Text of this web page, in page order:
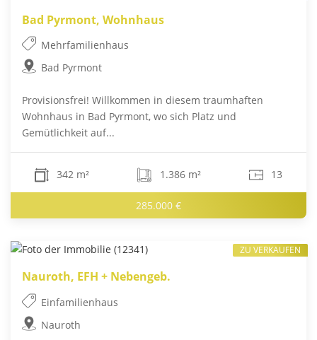
Bad Pyrmont, Wohnhaus
Mehrfamilienhaus
Bad Pyrmont
Provisionsfrei! Willkommen in diesem traumhaften
Wohnhaus in Bad Pyrmont, wo sich Platz und
Gemütlichkeit auf...
342 m² 1.386 m² 13
285.000 €
Nauroth, EFH + Nebengeb.
Einfamilienhaus
Nauroth
ZU VERKAUFEN